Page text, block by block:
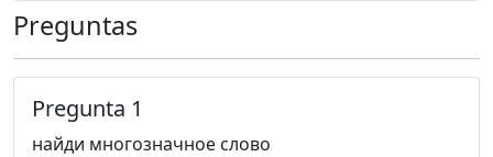
Preguntas
Pregunta 1
найди многозначное слово